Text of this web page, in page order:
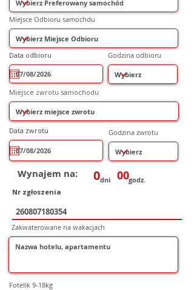
Miejsce Odbioru samochdu
Data odbioru
q
i
r
e
d
Godzina odbioru
Miejsce zwrotu samochodu
Data zwrotu
q
r
e
d
Godzina zwrotu
Wynajem na: 0dni 00godz.
Nr zgłoszenia
Zakwaterowane na wakacjach
Fotelik 9-18kg